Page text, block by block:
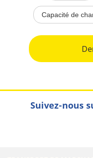
Capacité de
Suivez-nous